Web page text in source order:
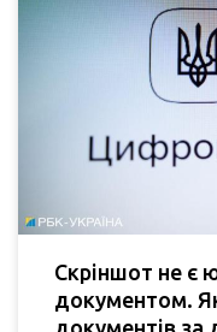
Скріншот не є
документом.